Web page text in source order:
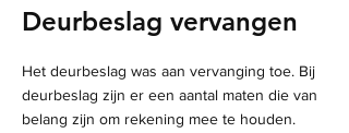
Deurbeslag vervangen
Het deurbeslag was aan vervanging toe. Bij
deurbeslag zijn er een aantal maten die van
belang zijn om rekening mee te houden.